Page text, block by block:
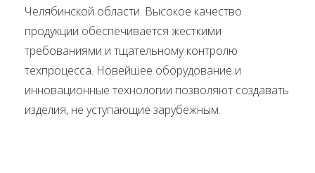
Челябинской области. Высокое качество
продукции обеспечивается жесткими
требованиями и тщательному контролю
техпроцесса. Новейшее оборудование и
инновационные технологии позволяют создавать
изделия, не уступающие зарубежным.